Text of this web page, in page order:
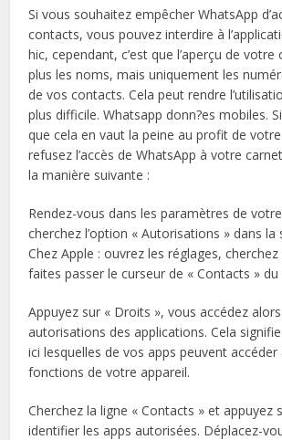
Si vous souhaitez empêcher WhatsApp
contacts, vous pouvez interdire à
hic, cependant, c’est que l’aperçu de votre
plus les noms, mais uniquement les
de vos contacts. Cela peut rendre
plus difficile. Whatsapp donn?es mobiles.
que cela en vaut la peine au profit de
refusez l’accès de WhatsApp à votre
la manière suivante :
Rendez-vous dans les paramètres de
cherchez l’option « Autorisations » dans la
Chez Apple : ouvrez les réglages,
faites passer le curseur de « Contacts » du
Appuyez sur « Droits », vous accédez
autorisations des applications. Cela
ici lesquelles de vos apps peuvent accéder
fonctions de votre appareil.
Cherchez la ligne « Contacts » et appuyez
identifier les apps autorisées. Déplacez-